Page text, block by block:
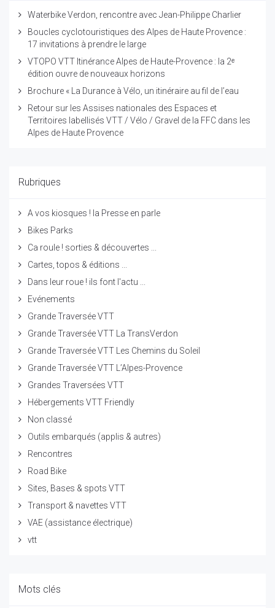
Waterbike Verdon, rencontre avec Jean-Philippe Charlier
Boucles cyclotouristiques des Alpes de Haute Provence :
17 invitations à prendre le large
VTOPO VTT Itinérance Alpes de Haute-Provence : la 2ᵉ
édition ouvre de nouveaux horizons
Brochure « La Durance à Vélo, un itinéraire au fil de l’eau
Retour sur les Assises nationales des Espaces et
Territoires labellisés VTT / Vélo / Gravel de la FFC dans les
Alpes de Haute Provence
Rubriques
A vos kiosques ! la Presse en parle
Bikes Parks
Ca roule ! sorties & découvertes ...
Cartes, topos & éditions ...
Dans leur roue ! ils font l'actu ...
Evénements
Grande Traversée VTT
Grande Traversée VTT La TransVerdon
Grande Traversée VTT Les Chemins du Soleil
Grande Traversée VTT L’Alpes-Provence
Grandes Traversées VTT
Hébergements VTT Friendly
Non classé
Outils embarqués (applis & autres)
Rencontres
Road Bike
Sites, Bases & spots VTT
Transport & navettes VTT
VAE (assistance électrique)
vtt
Mots clés